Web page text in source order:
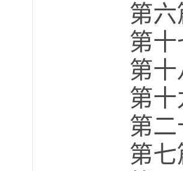
第
第十
第十
第十九
第二
第